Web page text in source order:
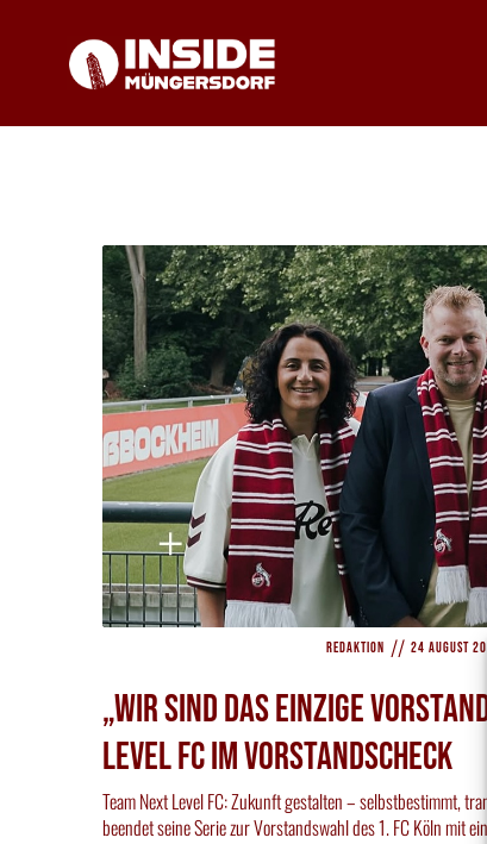
Redaktion // 24 August
„Wir sind das einzige
Level FC im Vorstandscheck
Team Next Level FC: Zukunft gestalten – selbstbestimmt,
beendet seine Serie zur Vorstandswahl des 1. FC Köln mit